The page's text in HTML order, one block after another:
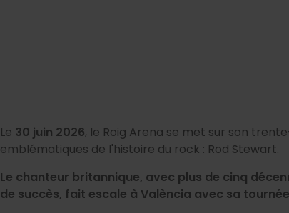
Le 30 juin 2026, le Roig Arena se met sur son
emblématiques de l'histoire du rock : Rod Stewart.
Le chanteur britannique, avec plus de cinq
de succès, fait escale à València avec sa